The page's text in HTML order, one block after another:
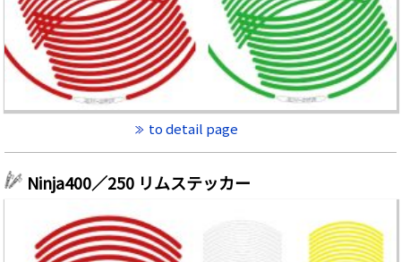
to detail page
Ninja400／250 リムステッカー